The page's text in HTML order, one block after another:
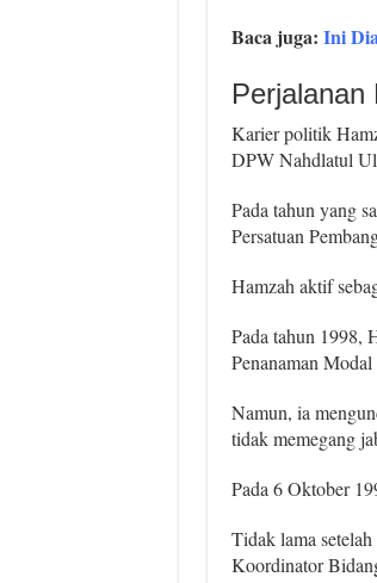
Baca juga: Ini
Perjalanan
Karier politik
DPW Nahdlatul
Pada tahun yang
Persatuan
Hamzah aktif
Pada tahun 1998,
Penanaman
Namun, ia
tidak memegang
Pada 6 Oktober
Tidak lama
Koordinator